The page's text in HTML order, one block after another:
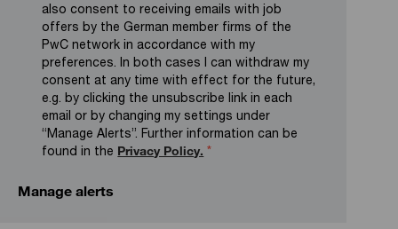
also consent to receiving emails with job
offers by the German member firms of the
PwC network in accordance with my
preferences. In both cases I can withdraw my
consent at any time with effect for the future,
e.g. by clicking the unsubscribe link in each
email or by changing my settings under
“Manage Alerts”. Further information can be
found in the Privacy Policy. *
Manage alerts